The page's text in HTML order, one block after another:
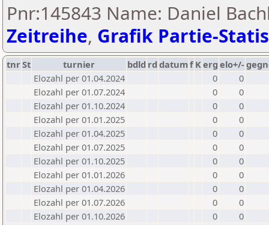
Pnr:145843 Name: Daniel
Zeitreihe, Grafik Partie-
tnrSt turnier bdld rd datumf Kerg elo+/-
Elozahl per 01.04.2024
0
0
Elozahl per 01.07.2024
0
0
Elozahl per 01.10.2024
0
0
Elozahl per 01.01.2025
0
0
Elozahl per 01.04.2025
0
0
Elozahl per 01.07.2025
0
0
Elozahl per 01.10.2025
0
0
Elozahl per 01.01.2026
0
0
Elozahl per 01.04.2026
0
0
Elozahl per 01.07.2026
0
0
Elozahl per 01.10.2026
0 0